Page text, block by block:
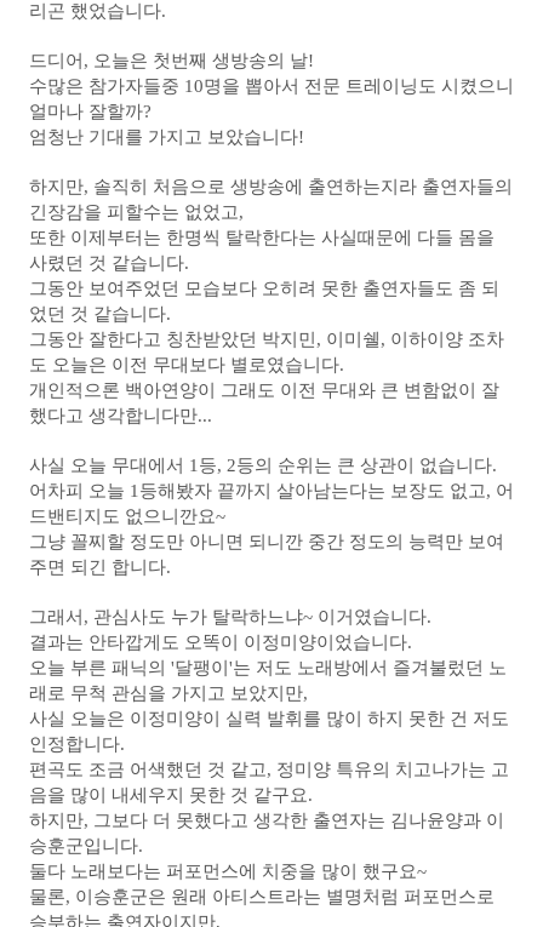
리곤 했었습니다.
드디어, 오늘은 첫번째 생방송의 날!
수많은 참가자들중 10명을 뽑아서 전문 트레이닝도 시켰으니
얼마나 잘할까?
엄청난 기대를 가지고 보았습니다!
하지만, 솔직히 처음으로 생방송에 출연하는지라 출연자들의
긴장감을 피할수는 없었고,
또한 이제부터는 한명씩 탈락한다는 사실때문에 다들 몸을
사렸던 것 같습니다.
그동안 보여주었던 모습보다 오히려 못한 출연자들도 좀 되
었던 것 같습니다.
그동안 잘한다고 칭찬받았던 박지민, 이미쉘, 이하이양 조차
도 오늘은 이전 무대보다 별로였습니다.
개인적으론 백아연양이 그래도 이전 무대와 큰 변함없이 잘
했다고 생각합니다만...
사실 오늘 무대에서 1등, 2등의 순위는 큰 상관이 없습니다.
어차피 오늘 1등해봤자 끝까지 살아남는다는 보장도 없고, 어
드밴티지도 없으니깐요~
그냥 꼴찌할 정도만 아니면 되니깐 중간 정도의 능력만 보여
주면 되긴 합니다.
그래서, 관심사도 누가 탈락하느냐~ 이거였습니다.
결과는 안타깝게도 오똑이 이정미양이었습니다.
오늘 부른 패닉의 '달팽이'는 저도 노래방에서 즐겨불렀던 노
래로 무척 관심을 가지고 보았지만,
사실 오늘은 이정미양이 실력 발휘를 많이 하지 못한 건 저도
인정합니다.
편곡도 조금 어색했던 것 같고, 정미양 특유의 치고나가는 고
음을 많이 내세우지 못한 것 같구요.
하지만, 그보다 더 못했다고 생각한 출연자는 김나윤양과 이
승훈군입니다.
둘다 노래보다는 퍼포먼스에 치중을 많이 했구요~
물론, 이승훈군은 원래 아티스트라는 별명처럼 퍼포먼스로
승부하는 출연자이지만,